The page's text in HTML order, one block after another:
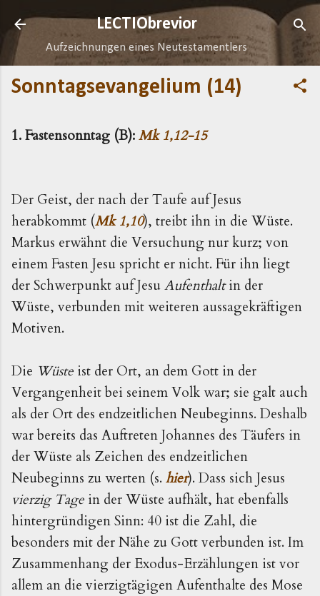
Direkt zum Hauptbereich
LECTIObrevior
Aufzeichnungen eines Neutestamentlers
Sonntagsevangelium (14)
1. Fastensonntag (B):Mk 1,12-15
Der Geist, der nach der Taufe auf Jesus
herabkommt (Mk 1,10), treibt ihn in die Wüste.
Markus erwähnt die Versu­chung nur kurz; von
einem Fasten Jesu spricht er nicht. Für ihn liegt
der Schwerpunkt auf JesuAufenthaltin der
Wüste, verbunden mit weiteren aussagekräftigen
Motiven.
Die Wüste ist der Ort, an dem Gott in der
Vergangenheit bei seinem Volk war; sie galt auch
als der Ort des endzeitlichen Neubeginns. Deshalb
war bereits das Auftreten Johannes des Täufers in
der Wüste als Zeichen des endzeitlichen
Neubeginns zu werten (s. hier). Dass sich Jesus
vierzig Tage in der Wüste aufhält, hat ebenfalls
hintergründigen Sinn: 40 ist die Zahl, die
besonders mit der Nähe zu Gott verbunden ist. Im
Zusammenhang der Exodus-Erzählungen ist vor
allem an die vierzigtägigen Aufenthalte des Mose